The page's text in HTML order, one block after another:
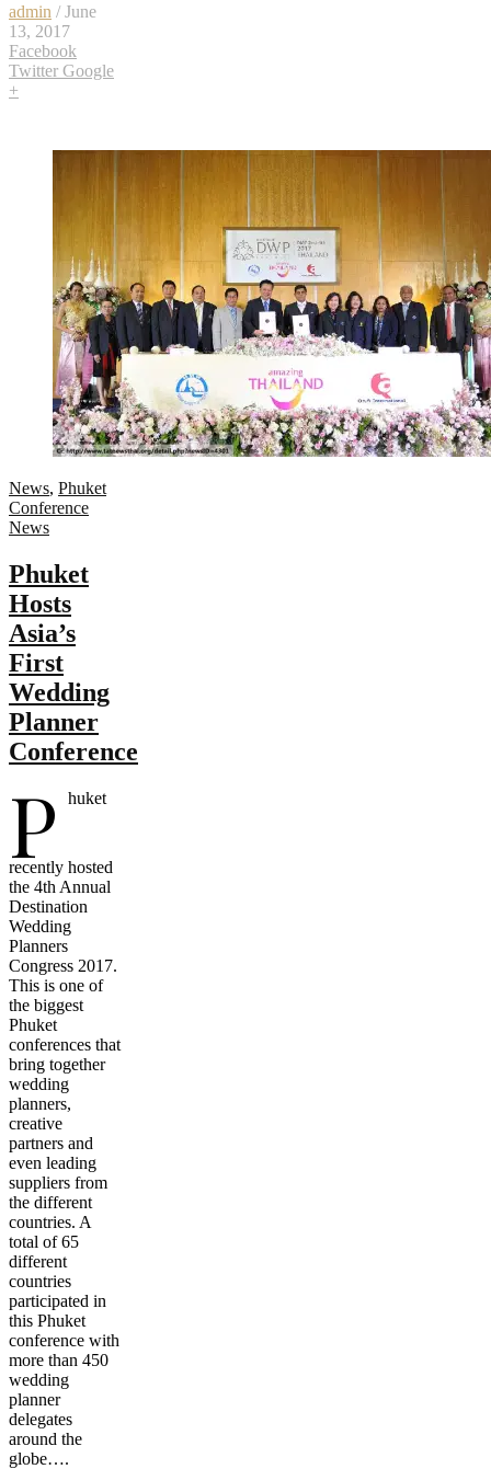
admin / June
13, 2017
Facebook
Twitter Google
+
News, Phuket
Conference
News
Phuket
Hosts
Asia’s
First
Wedding
Planner
Conference
P huket
recently hosted
the 4th Annual
Destination
Wedding
Planners
Congress 2017.
This is one of
the biggest
Phuket
conferences that
bring together
wedding
planners,
creative
partners and
even leading
suppliers from
the different
countries. A
total of 65
different
countries
participated in
this Phuket
conference with
more than 450
wedding
planner
delegates
around the
globe….